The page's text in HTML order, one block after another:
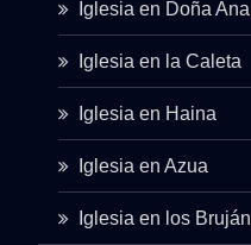
Iglesia en Doña Ana
Iglesia en la Caleta
Iglesia en Haina
Iglesia en Azua
Iglesia en los Bruján